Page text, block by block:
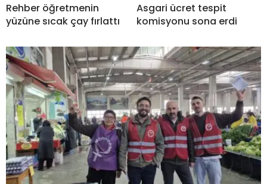
Rehber öğretmenin
yüzüne sıcak çay fırlattı
Asgari ücret tespit
komisyonu sona erdi